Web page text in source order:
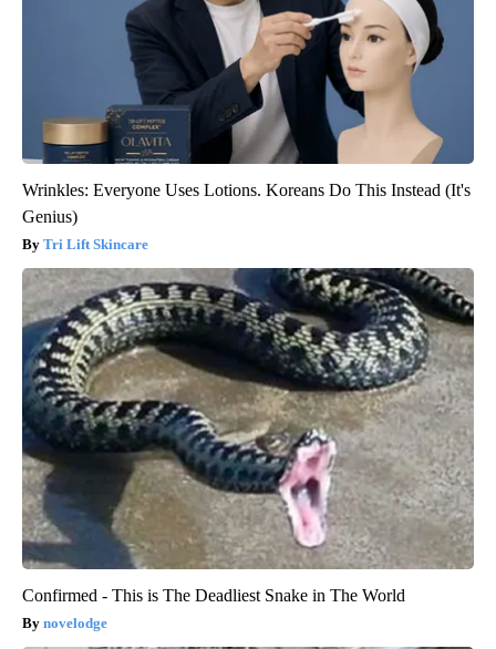
Wrinkles: Everyone Uses Lotions. Koreans Do This Instead (It's
Genius)
Tri Lift Skincare
Confirmed - This is The Deadliest Snake in The World
novelodge